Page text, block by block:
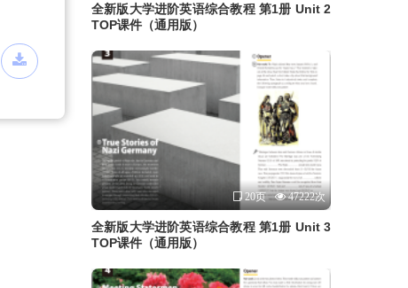
全新版大学进阶英语综合教程 第1册 Unit 2
TOP课件（通用版）
20页 47222次
全新版大学进阶英语综合教程 第1册 Unit 3
TOP课件（通用版）